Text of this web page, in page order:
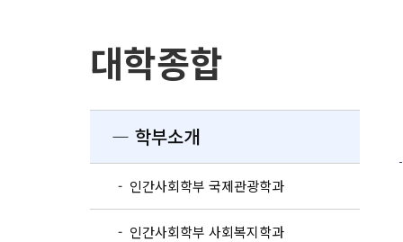
대학종합
― 학부소개
- 인간사회학부 국제관광학과
- 인간사회학부 사회복지학과